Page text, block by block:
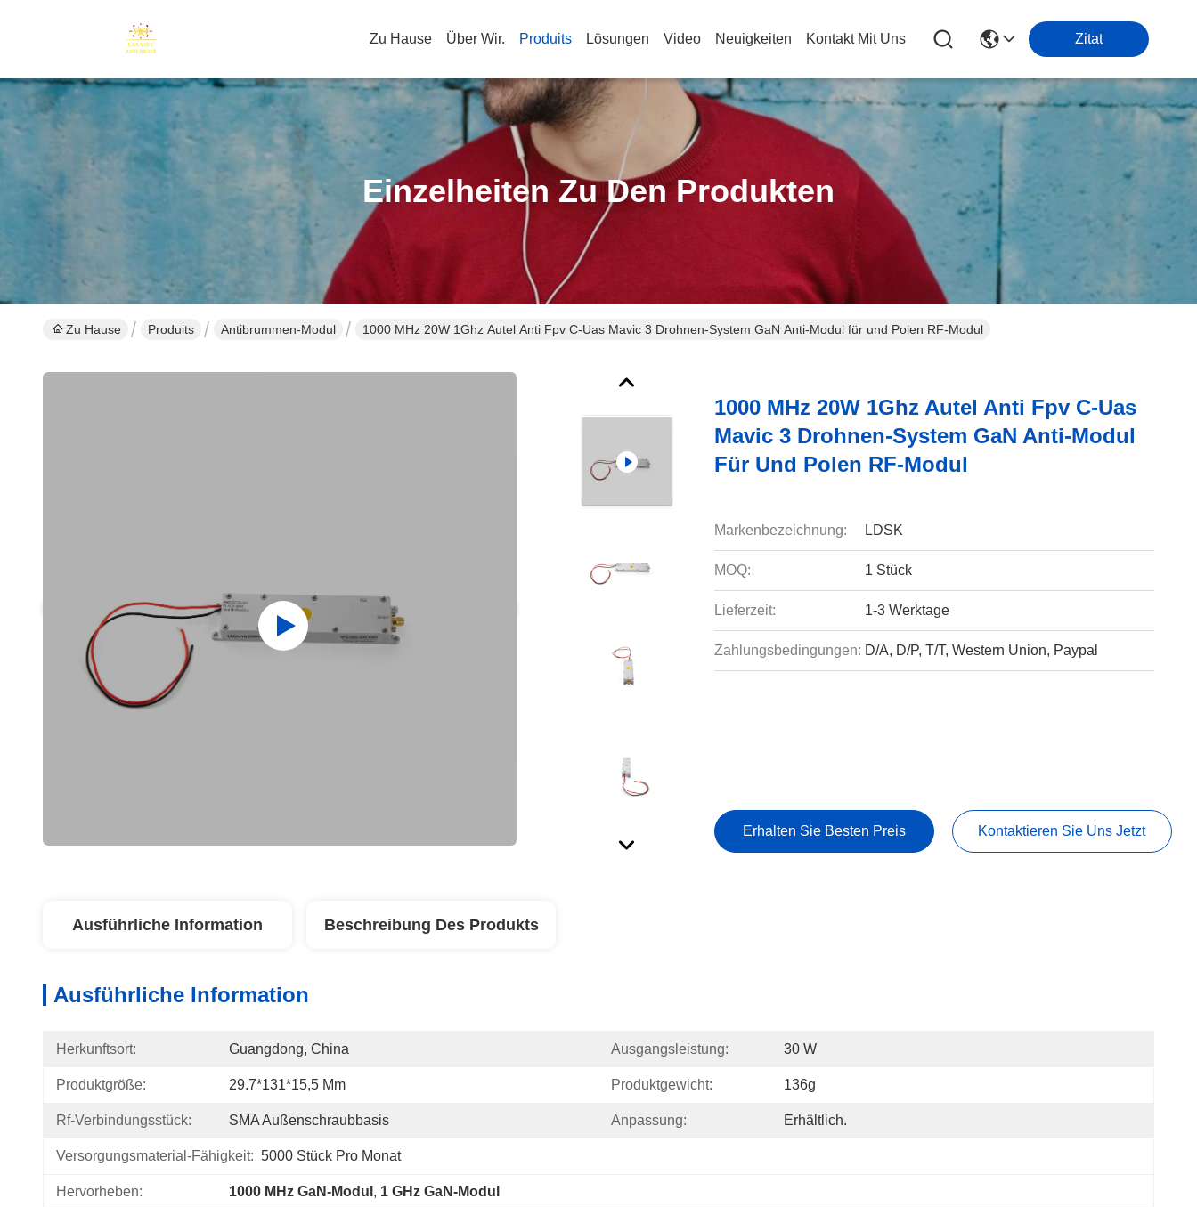
Zu Hause Über Wir. Produits Lösungen Video Neuigkeiten Kontakt Mit Uns Zitat
Einzelheiten Zu Den Produkten
Zu Hause Produits Antibrummen-Modul 1000 MHz 20W 1Ghz Autel Anti Fpv C-Uas Mavic 3 Drohnen-System GaN Anti-Modul für und Polen RF-Modul
1000 MHz 20W 1Ghz Autel Anti Fpv C-Uas
Mavic 3 Drohnen-System GaN Anti-Modul
Für Und Polen RF-Modul
Markenbezeichnung: LDSK
MOQ: 1 Stück
Lieferzeit: 1-3 Werktage
Zahlungsbedingungen: D/A, D/P, T/T, Western Union, Paypal
Erhalten Sie Besten Preis Kontaktieren Sie Uns Jetzt
Ausführliche Information Beschreibung Des Produkts
Ausführliche Information
Herkunftsort: Guangdong, China Ausgangsleistung: 30 W
Produktgröße: 29.7*131*15,5 Mm Produktgewicht: 136g
Rf-Verbindungsstück: SMA Außenschraubbasis Anpassung: Erhältlich.
Versorgungsmaterial-Fähigkeit: 5000 Stück Pro Monat
Hervorheben: 1000 MHz GaN-Modul , 1 GHz GaN-Modul